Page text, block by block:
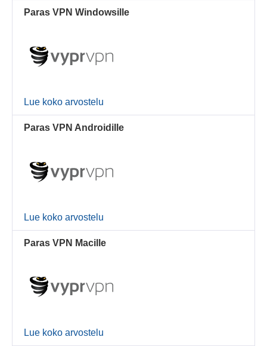
Paras VPN Windowsille
Lue koko arvostelu
Paras VPN Androidille
Lue koko arvostelu
Paras VPN Macille
Lue koko arvostelu